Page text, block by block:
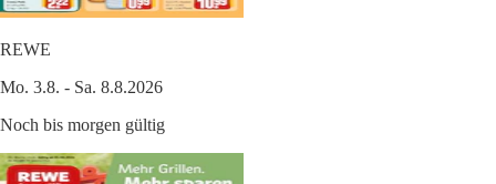
REWE
Mo. 3.8. - Sa. 8.8.2026
Noch bis morgen gültig